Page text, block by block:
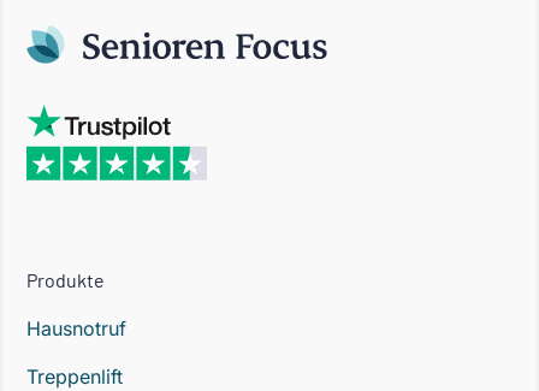
Produkte
Hausnotruf
Treppenlift